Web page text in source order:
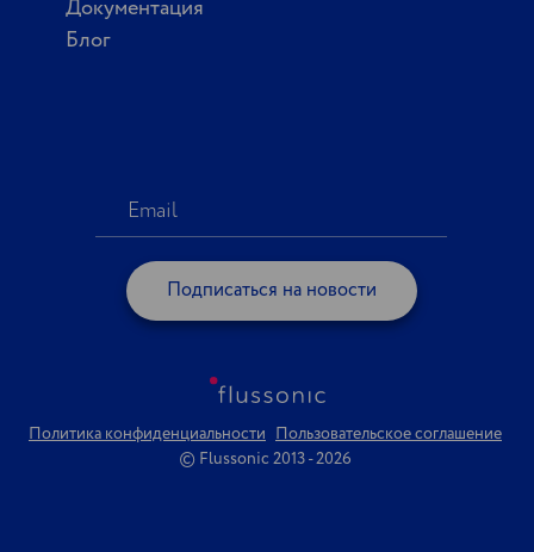
Документация
Блог
Подписаться на новости
Политика конфиденциальности Пользовательское соглашение
© Flussonic 2013 - 2026